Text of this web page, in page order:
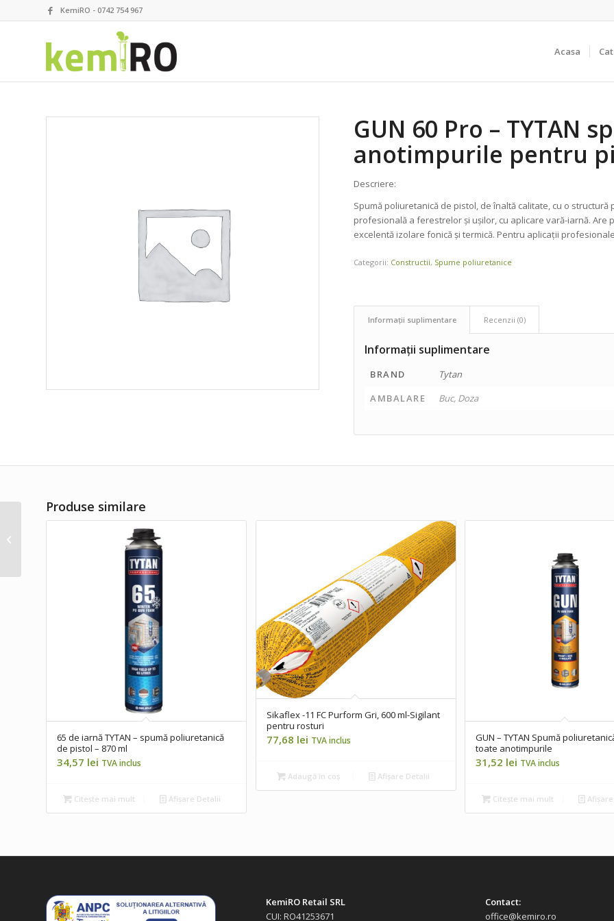
KemiRO - 0742 754 967
Acasa
GUN 60 Pro – TYTAN
anotimpurile pentru
Descriere:
Spumă poliuretanică de pistol, de înaltă calitate, cu o
profesională a ferestrelor și ușilor, cu aplicare vară-iarnă.
excelentă izolare fonică şi termică. Pentru aplicații
Categorii: Constructii, Spume poliuretanice
Informații suplimentare Recenzii (0)
Informații suplimentare
BRAND
Tytan
AMBALARE
Buc, Doza
Produse similare
65 de iarnă TYTAN – spumă poliuretanică
de pistol – 870 ml
34,57 lei TVA inclus
Citește mai mult Afișare Detalii
Sikaflex -11 FC Purform Gri, 600 ml-Sigilant
pentru rosturi
77,68 lei TVA inclus
Adaugă în coș Afișare Detalii
GUN – TYTAN Spumă
toate anotimpurile
31,52 lei TVA inclus
Citește mai mult
KemiRO Retail SRL
CUI: RO41253671
Contact:
office@kemiro.ro
GUN – TYTAN Spumă